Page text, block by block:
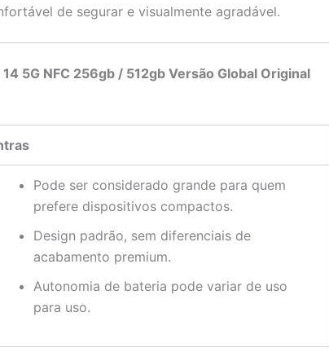
de segurar e visualmente agradável.
5G NFC 256gb / 512gb Versão Global Original
Pode ser considerado grande para quem
prefere dispositivos compactos.
Design padrão, sem diferenciais de
acabamento premium.
Autonomia de bateria pode variar de uso
para uso.